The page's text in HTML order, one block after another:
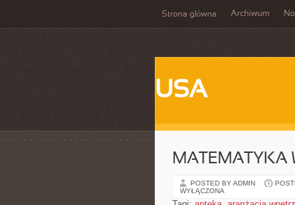
Strona główna Archiwum
USA
MATEMATYKA
POSTED BY ADMIN
WYŁĄCZONA